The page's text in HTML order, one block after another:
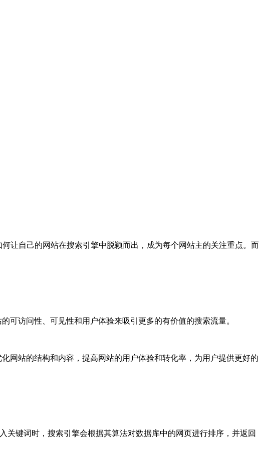
让自己的网站在搜索引擎中脱颖而出，成为每个网站主的关注重点。而
可访问性、可见性和用户体验来吸引更多的有价值的搜索流量。
网站的结构和内容，提高网站的用户体验和转化率，为用户提供更好的
键词时，搜索引擎会根据其算法对数据库中的网页进行排序，并返回